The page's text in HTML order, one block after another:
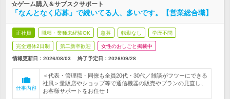
☆ゲーム購入＆サブスクサポート
「なんとなく応募」で続いてる人、多いです。【営業総合職】
正社員 職種・業種未経験OK 急募 転勤なし 学歴不問
完全週休2日制 第二新卒歓迎 女性のおしごと掲載中
情報更新日：2026/08/03 終了予定日： 2026/09/28
仕事内容
＜代表・管理職・同僚も全員20代・30代／雑談がフツーにできる
社風＞量販店やショップ等で通信機器の販売やプランの見直し、
お客様サポートをお任せ！